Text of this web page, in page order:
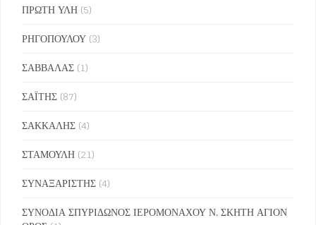
ΠΡΩΤΗ ΥΛΗ (5)
ΡΗΓΟΠΟΥΛΟΥ (3)
ΣΑΒΒΑΛΑΣ (1)
ΣΑΪΤΗΣ (87)
ΣΑΚΚΑΛΗΣ (4)
ΣΤΑΜΟΥΛΗ (21)
ΣΥΝΑΞΑΡΙΣΤΗΣ (4)
ΣΥΝΟΔΙΑ ΣΠΥΡΙΔΩΝΟΣ ΙΕΡΟΜΟΝΑΧΟΥ Ν. ΣΚΗΤΗ ΑΓΙΟΝ